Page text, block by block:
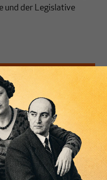
und der Legislative
sich
Wir verlassen die